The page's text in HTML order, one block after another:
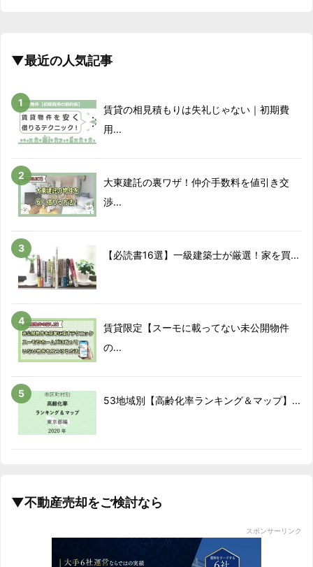
▼最近の人気記事
賃貸の相見積もりは失礼じゃない｜初期費
用...
大東建託の裏ワザ！仲介手数料を値引き交
渉...
【必読書16選】一級建築士が厳選！家を買...
賃貸限定【スーモに載ってない未公開物件
の...
53地域別【高齢化率ランキング＆マップ】...
▼不動産売却をご検討なら
スポンサーリンク